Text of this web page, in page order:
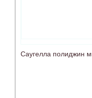
Саугелла полиджин